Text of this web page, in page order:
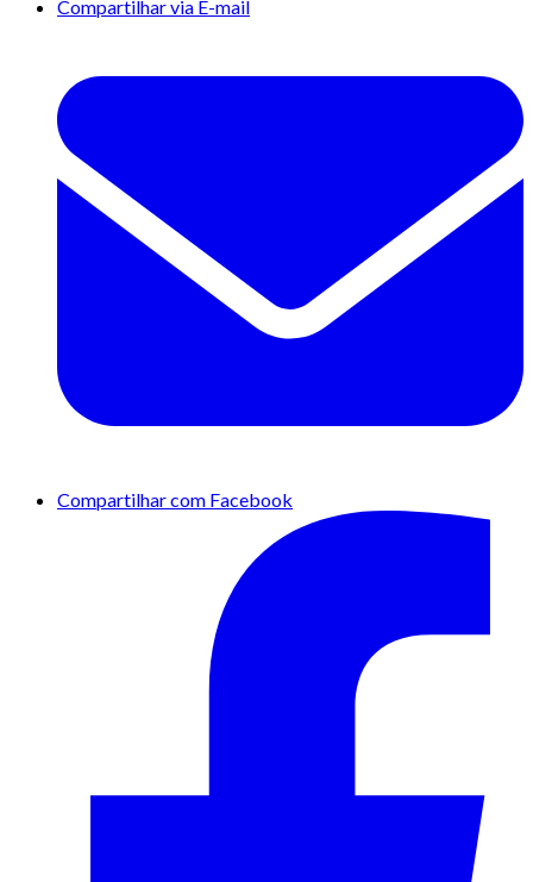
Compartilhar via E-mail
Compartilhar com Facebook